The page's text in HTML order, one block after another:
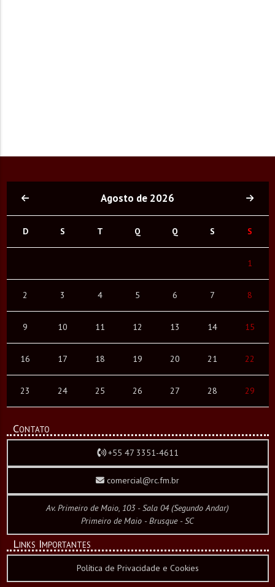
Agosto de 2026
D S T Q Q S S
1
2 3 4 5 6 7 8
9 10 11 12 13 14 15
16 17 18 19 20 21 22
23 24 25 26 27 28 29
Contato
+55 47 3351-4611
comercial@rc.fm.br
Av. Primeiro de Maio, 103 - Sala 04 (Segundo Andar)
Primeiro de Maio - Brusque - SC
Links Importantes
Política de Privacidade e Cookies